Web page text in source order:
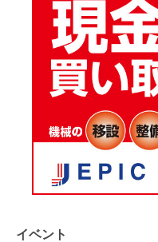
イベント